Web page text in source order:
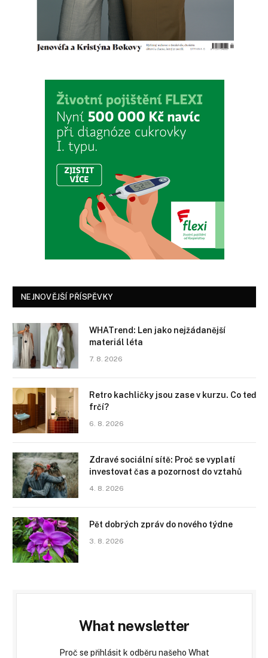
NEJNOVĚJŠÍ PŘÍSPĚVKY
WHATrend: Len jako nejžádanější
materiál léta
7. 8. 2026
Retro kachličky jsou zase v kurzu. Co teď
frčí?
6. 8. 2026
Zdravé sociální sítě: Proč se vyplatí
investovat čas a pozornost do vztahů
4. 8. 2026
Pět dobrých zpráv do nového týdne
3. 8. 2026
What newsletter
Proč se přihlásit k odběru našeho What